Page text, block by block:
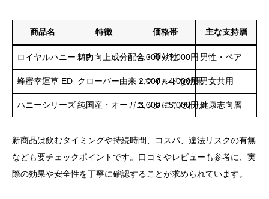
商品名 特徴 価格帯 主な支持層
ロイヤルハニー VIP精力向上成分配合・即効性
4,000～7,000円 男性・ペア
蜂蜜幸運草 ED クローバー由来・マイルドな効果
2,000～4,000円男女共用
ハニーシリーズ純国産・オーガニックにこだわり
3,000～5,000円健康志向層
新商品は飲むタイミングや持続時間、コスパ、違法リスクの有無
なども要チェックポイントです。口コミやレビューも参考に、実
際の効果や安全性を丁寧に確認することが求められています。